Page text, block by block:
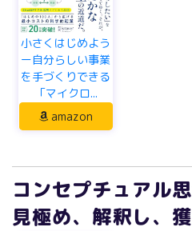
小さくはじめよう
ー自分らしい事業
を手づくりできる
「マイクロ...
amazon
コンセプチュアル
見極め、解釈し、